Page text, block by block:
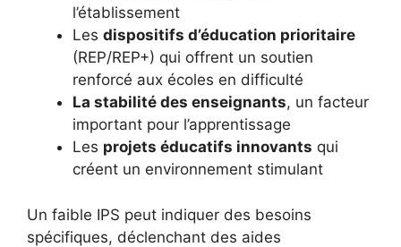
l’établissement
Les dispositifs d’éducation prioritaire
(REP/REP+) qui offrent un soutien
renforcé aux écoles en difficulté
La stabilité des enseignants, un facteur
important pour l’apprentissage
Les projets éducatifs innovants qui
créent un environnement stimulant
Un faible IPS peut indiquer des besoins
spécifiques, déclenchant des aides